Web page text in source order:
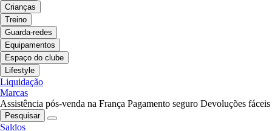
Crianças
Treino
Guarda-redes
Equipamentos
Espaço do clube
Lifestyle
Liquidação
Marcas
Assistência pós-venda na França Pagamento seguro Devoluções fáceis
Pesquisar
Saldos